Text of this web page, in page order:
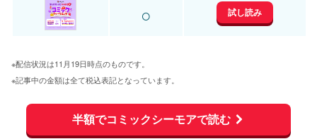
○ 試し読み
※配信状況は11月19日時点のものです。
※記事中の金額は全て税込表記となっています。
半額でコミックシーモアで読む